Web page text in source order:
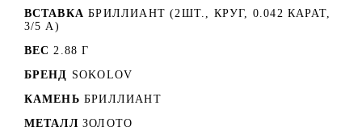
ВСТАВКА БРИЛЛИАНТ (2ШТ., КРУГ, 0.042 КАРАТ,
3/5 А)
ВЕС 2.88 Г
БРЕНД SOKOLOV
КАМЕНЬ БРИЛЛИАНТ
МЕТАЛЛ ЗОЛОТО